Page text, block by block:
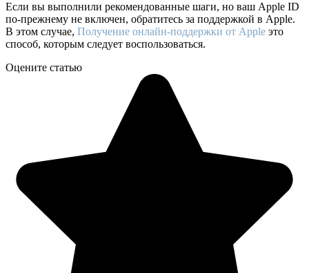
Если вы выполнили рекомендованные шаги, но ваш Apple ID
по-прежнему не включен, обратитесь за поддержкой в Apple.
В этом случае, Получение онлайн-поддержки от Apple это
способ, которым следует воспользоваться.
Оцените статью